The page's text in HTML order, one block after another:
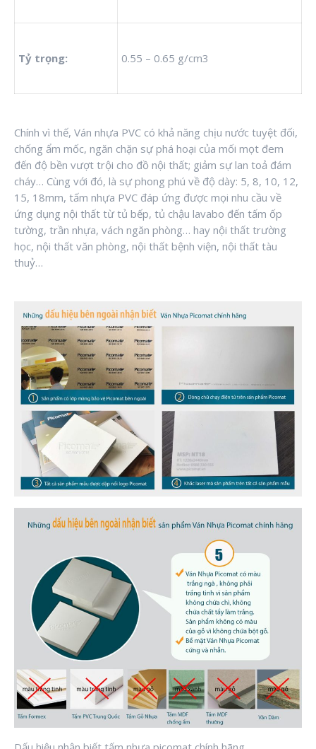
Tỷ trọng: 0.55 – 0.65 g/cm3
Chính vì thế, Ván nhựa PVC có khả năng chịu nước tuyệt đối,
chống ẩm mốc, ngăn chặn sự phá hoại của mối mọt đem
đến độ bền vượt trội cho đồ nội thất; giảm sự lan toả đám
cháy… Cùng với đó, là sự phong phú về độ dày: 5, 8, 10, 12,
15, 18mm, tấm nhựa PVC đáp ứng được mọi nhu cầu về
ứng dụng nội thất từ tủ bếp, tủ chậu lavabo đến tấm ốp
tường, trần nhựa, vách ngăn phòng… hay nội thất trường
học, nội thất văn phòng, nội thất bệnh viện, nội thất tàu
thuỷ…